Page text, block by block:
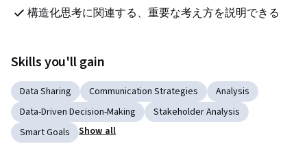
構造化思考に関連する、重要な考え方を説明できる
Skills you'll gain
Data Sharing Communication Strategies
Analysis
Data-Driven Decision-Making
Stakeholder Analysis
Smart Goals
Show all